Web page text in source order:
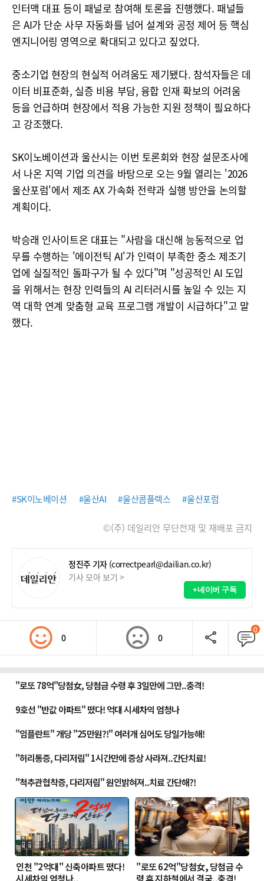
인터맥 대표 등이 패널로 참여해 토론을 진행했다. 패널들
은 AI가 단순 사무 자동화를 넘어 설계와 공정 제어 등 핵심
엔지니어링 영역으로 확대되고 있다고 짚었다.
중소기업 현장의 현실적 어려움도 제기됐다. 참석자들은 데
이터 비표준화, 실증 비용 부담, 융합 인재 확보의 어려움
등을 언급하며 현장에서 적용 가능한 지원 정책이 필요하다
고 강조했다.
SK이노베이션과 울산시는 이번 토론회와 현장 설문조사에
서 나온 지역 기업 의견을 바탕으로 오는 9월 열리는 '2026
울산포럼'에서 제조 AX 가속화 전략과 실행 방안을 논의할
계획이다.
박승래 인사이트온 대표는 "사람을 대신해 능동적으로 업
무를 수행하는 '에이전틱 AI'가 인력이 부족한 중소 제조기
업에 실질적인 돌파구가 될 수 있다"며 "성공적인 AI 도입
을 위해서는 현장 인력들의 AI 리터러시를 높일 수 있는 지
역 대학 연계 맞춤형 교육 프로그램 개발이 시급하다"고 말
했다.
#SK이노베이션 #울산AI #울산콤플렉스 #울산포럼
©(주) 데일리안 무단전재 및 재배포 금지
정진주 기자 (correctpearl@dailian.co.kr)
기사 모아 보기 >
+네이버 구독
0 0
0